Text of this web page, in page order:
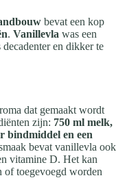
bevat een kop
. Vanillevla was een
en dikker te
dat gemaakt wordt
zijn: 750 ml melk,
bindmiddel en een
bevat vanillevla ook
vitamine D. Het kan
of toegevoegd worden